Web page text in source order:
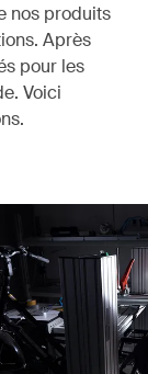
nos produits
Après
pour les
Voici